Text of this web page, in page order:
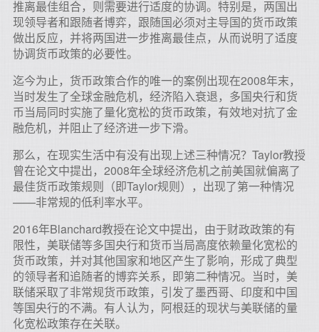
推离最佳组合，则需要进行适度的协调。特别是，两国出
现领导者和跟随者博弈，跟随国必须对主导国的货币政策
做出反应，并将两国进一步推离最佳点，从而说明了适度
协调货币政策的必要性。
迄今为止，货币政策合作的唯一的案例出现在2008年末，
当时发生了全球金融危机，经济陷入衰退，多国央行和货
币当局同时实施了量化宽松的货币政策，有效地对抗了金
融危机，并阻止了经济进一步下滑。
那么，在现实生活中有没有出现上述三种情况？Taylor教授
曾在论文中提出，2008年全球经济危机之前美国就偏离了
最佳货币政策规则（即Taylor规则），出现了第一种情况
——非常规的低利率水平。
2016年Blanchard教授在论文中提出，由于财政政策的有
限性，美联储等多国央行和货币当局高度依赖量化宽松的
货币政策，并对其他国家和地区产生了影响，形成了典型
的领导者和追随者的博弈关系，即第二种情况。当时，美
联储采取了非常规货币政策，引发了墨西哥、印度和中国
等国央行的不满。有人认为，阿根廷的现状与美联储的量
化宽松政策存在关联。